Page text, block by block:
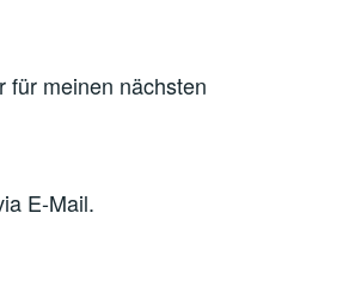
für meinen nächsten
E-Mail.